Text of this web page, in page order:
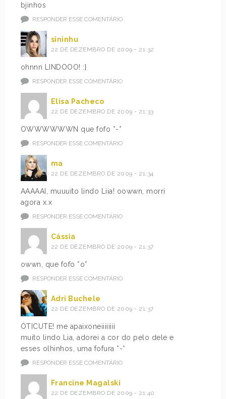
bjinhos
RESPONDER ESSE COMENTÁRIO
sininhu
22 DE DEZEMBRO DE 2009 - 21:32
ohnnn LINDOOO! :}
RESPONDER ESSE COMENTÁRIO
Elisa Pacheco
22 DE DEZEMBRO DE 2009 - 21:33
OWWWWWWN que fofo *-*
RESPONDER ESSE COMENTÁRIO
ma
22 DE DEZEMBRO DE 2009 - 21:34
AAAAAI, muuuito lindo Liia! oowwn, morri
agora x.x
RESPONDER ESSE COMENTÁRIO
Cássia
22 DE DEZEMBRO DE 2009 - 21:37
owwn, que fofo *o*
RESPONDER ESSE COMENTÁRIO
Adri Buchele
22 DE DEZEMBRO DE 2009 - 21:37
ÓTICUTE! me apaixoneiiiiiiii
muito lindo Lia, adorei a cor do pelo dele e
esses olhinhos, uma fofura *-*
RESPONDER ESSE COMENTÁRIO
Francine Magalski
22 DE DEZEMBRO DE 2009 - 21:40